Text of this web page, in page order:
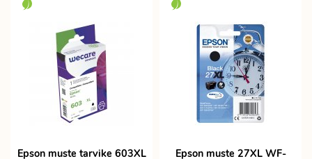
Epson muste tarvike 603XL
Epson muste 27XL WF-